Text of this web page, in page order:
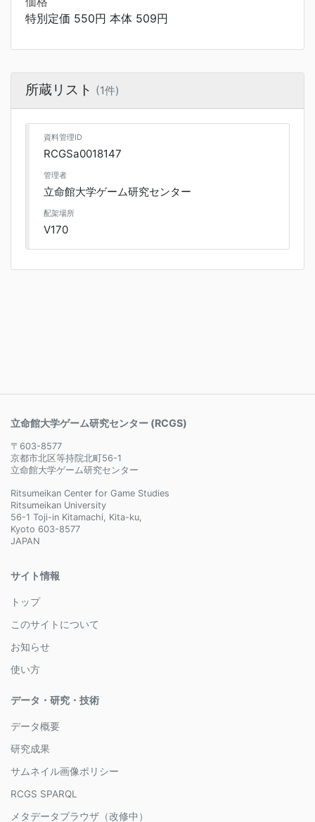
特別定価 550円 本体 509円
所蔵リスト (1件)
資料管理ID
RCGSa0018147
管理者
立命館大学ゲーム研究センター
配架場所
V170
立命館大学ゲーム研究センター (RCGS)
〒603-8577
京都市北区等持院北町56-1
立命館大学ゲーム研究センター
Ritsumeikan Center for Game Studies
Ritsumeikan University
56-1 Toji-in Kitamachi, Kita-ku,
Kyoto 603-8577
JAPAN
サイト情報
トップ
このサイトについて
お知らせ
使い方
データ・研究・技術
データ概要
研究成果
サムネイル画像ポリシー
RCGS SPARQL
メタデータブラウザ（改修中）